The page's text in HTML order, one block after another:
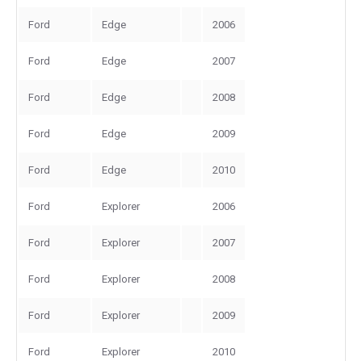
Ford Edge 2006
Ford Edge 2007
Ford Edge 2008
Ford Edge 2009
Ford Edge 2010
Ford Explorer 2006
Ford Explorer 2007
Ford Explorer 2008
Ford Explorer 2009
Ford Explorer 2010